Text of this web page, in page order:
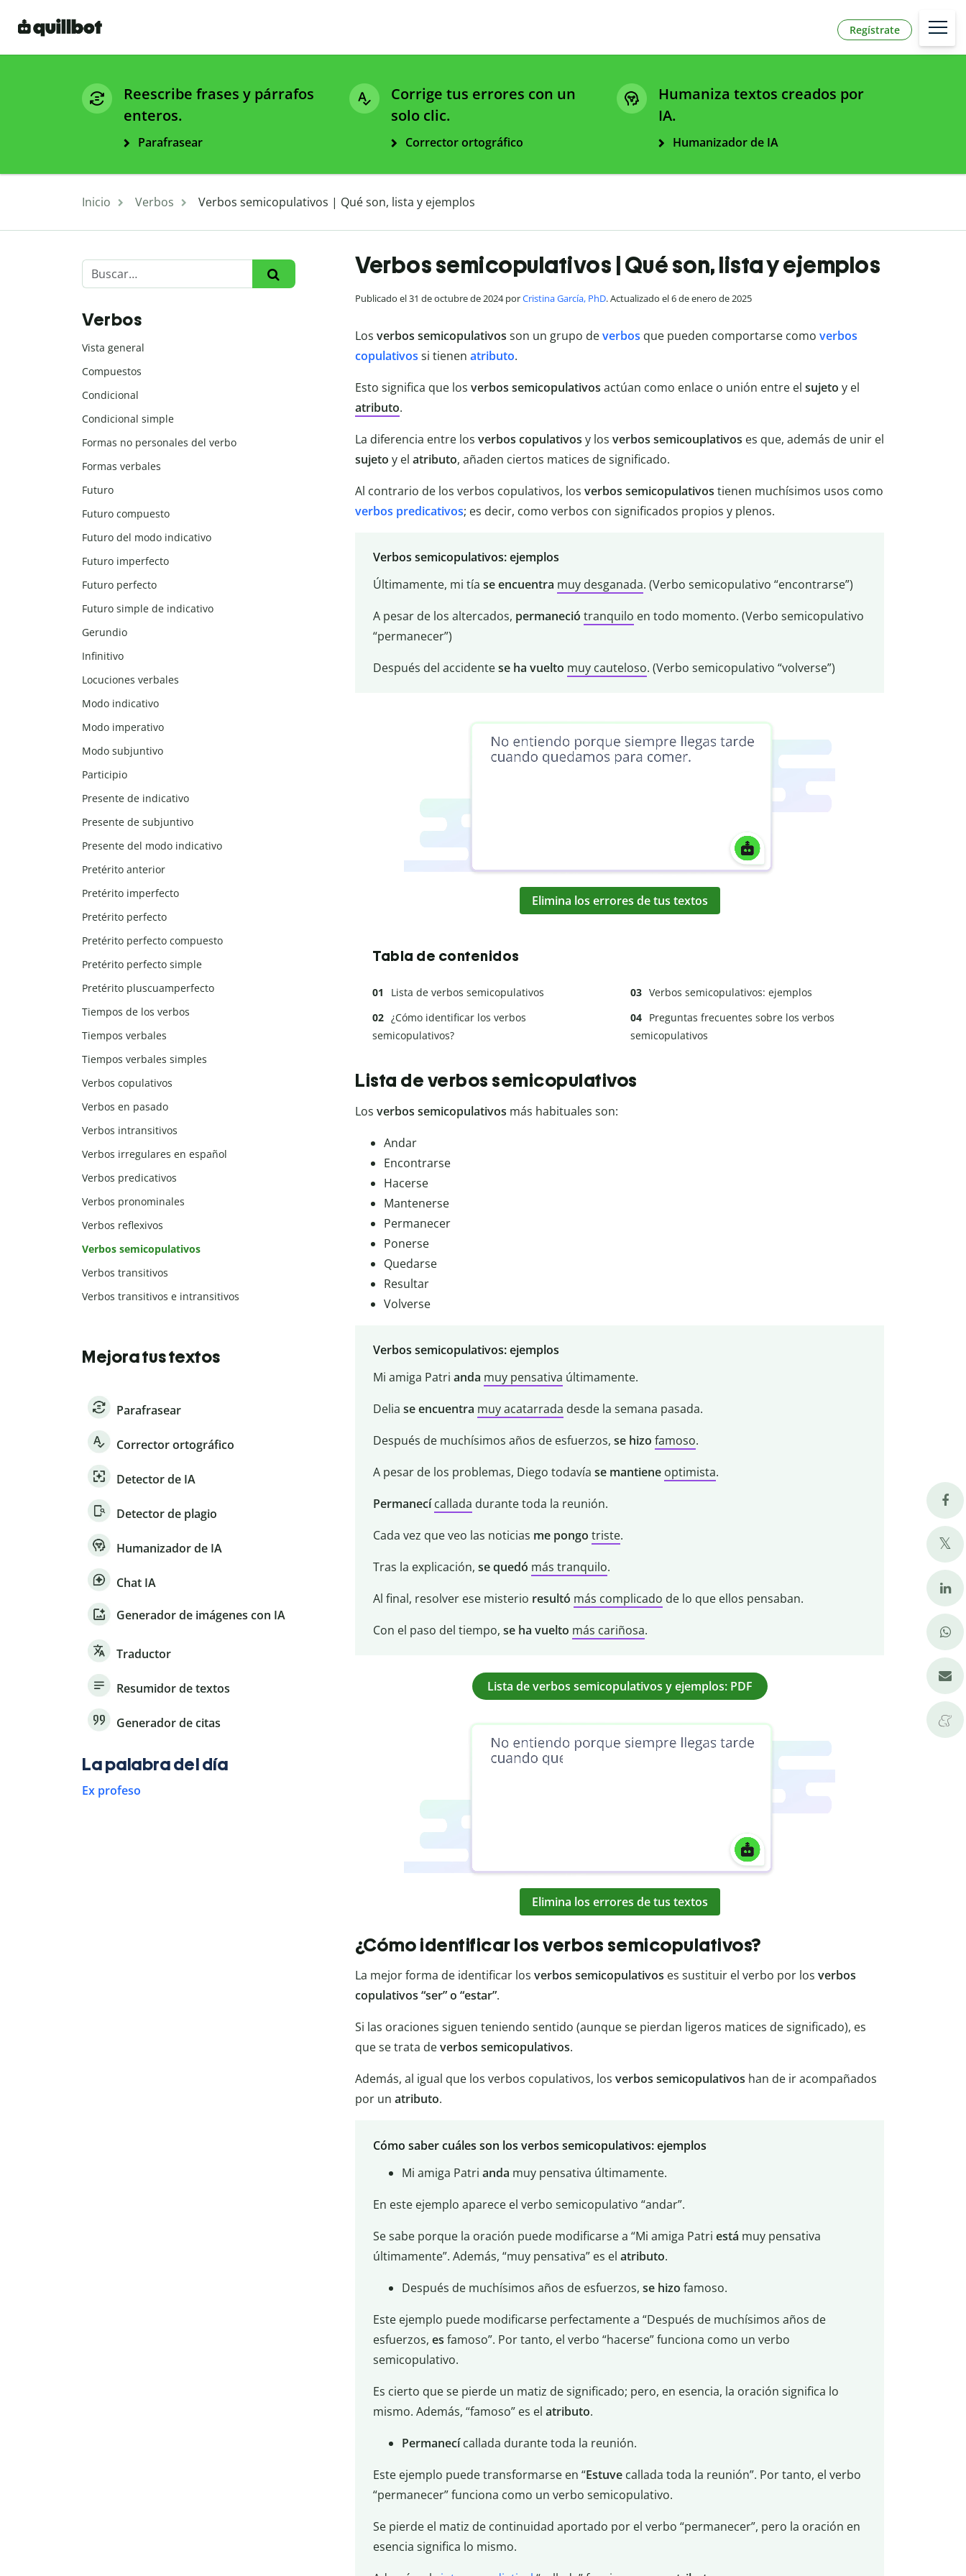
Regístrate
Reescribe frases y párrafos
enteros.
Parafrasear
Corrige tus errores con un
solo clic.
Corrector ortográfico
Humaniza textos creados por
IA.
Humanizador de IA
Inicio Verbos Verbos semicopulativos | Qué son, lista y ejemplos
Verbos semicopulativos | Qué son, lista y ejemplos
Publicado el 31 de octubre de 2024 porCristina García, PhD. Actualizado el 6 de enero de 2025
Los verbos semicopulativos son un grupo deverbos que pueden comportarse como verbos
copulativos si tienen atributo.
Esto significa que los verbos semicopulativos actúan como enlace o unión entre el sujeto y el
atributo.
La diferencia entre los verbos copulativos y los verbos semicouplativos es que, además de unir el
sujeto y el atributo, añaden ciertos matices de significado.
Al contrario de los verbos copulativos, los verbos semicopulativos tienen muchísimos usos como
verbos predicativos; es decir, como verbos con significados propios y plenos.
Verbos semicopulativos: ejemplos
Últimamente, mi tía se encuentra muy desganada. (Verbo semicopulativo “encontrarse”)
A pesar de los altercados, permaneció tranquilo en todo momento. (Verbo semicopulativo
“permanecer”)
Después del accidentese ha vuelto muy cauteloso. (Verbo semicopulativo “volverse”)
Elimina los errores de tus textos
Tabla de contenidos
Lista de verbos semicopulativos
¿Cómo identificar los verbos
semicopulativos?
Verbos semicopulativos: ejemplos
Preguntas frecuentes sobre los verbos
semicopulativos
Lista de verbos semicopulativos
Los verbos semicopulativos más habituales son:
Andar
Encontrarse
Hacerse
Mantenerse
Permanecer
Ponerse
Quedarse
Resultar
Volverse
Verbos semicopulativos: ejemplos
Mi amiga Patri anda muy pensativa últimamente.
Delia se encuentra muy acatarrada desde la semana pasada.
Después de muchísimos años de esfuerzos, se hizo famoso.
A pesar de los problemas, Diego todavía se mantiene optimista.
Permanecí callada durante toda la reunión.
Cada vez que veo las noticias me pongo triste.
Tras la explicación, se quedó más tranquilo.
Al final, resolver ese misterio resultó más complicado de lo que ellos pensaban.
Con el paso del tiempo, se ha vuelto más cariñosa.
Lista de verbos semicopulativos y ejemplos: PDF
Elimina los errores de tus textos
¿Cómo identificar los verbos semicopulativos?
La mejor forma de identificar los verbos semicopulativos es sustituir el verbo por los verbos
copulativos “ser” o “estar”.
Si las oraciones siguen teniendo sentido (aunque se pierdan ligeros matices de significado), es
que se trata deverbos semicopulativos.
Además, al igual que los verbos copulativos, los verbos semicopulativos han de ir acompañados
por un atributo.
Cómo saber cuáles son los verbos semicopulativos: ejemplos
Mi amiga Patri anda muy pensativa últimamente.
En este ejemplo aparece el verbo semicopulativo “andar”.
Se sabe porque la oración puede modificarse a “Mi amiga Patri está muy pensativa
últimamente”. Además, “muy pensativa” es el atributo.
Después de muchísimos años de esfuerzos, se hizo famoso.
Este ejemplo puede modificarse perfectamente a “Después de muchísimos años de
esfuerzos, es famoso”. Por tanto, el verbo “hacerse” funciona como un verbo
semicopulativo.
Es cierto que se pierde un matiz de significado; pero, en esencia, la oración significa lo
mismo. Además, “famoso” es el atributo.
Permanecícallada durante toda la reunión.
Este ejemplo puede transformarse en “Estuvecallada toda la reunión”. Por tanto, el verbo
“permanecer” funciona como un verbo semicopulativo.
Se pierde el matiz de continuidad aportado por el verbo “permanecer”, pero la oración en
esencia significa lo mismo.
Verbos
Vista general
Compuestos
Condicional
Condicional simple
Formas no personales del verbo
Formas verbales
Futuro
Futuro compuesto
Futuro del modo indicativo
Futuro imperfecto
Futuro perfecto
Futuro simple de indicativo
Gerundio
Infinitivo
Locuciones verbales
Modo indicativo
Modo imperativo
Modo subjuntivo
Participio
Presente de indicativo
Presente de subjuntivo
Presente del modo indicativo
Pretérito anterior
Pretérito imperfecto
Pretérito perfecto
Pretérito perfecto compuesto
Pretérito perfecto simple
Pretérito pluscuamperfecto
Tiempos de los verbos
Tiempos verbales
Tiempos verbales simples
Verbos copulativos
Verbos en pasado
Verbos intransitivos
Verbos irregulares en español
Verbos predicativos
Verbos pronominales
Verbos reflexivos
Verbos semicopulativos
Verbos transitivos
Verbos transitivos e intransitivos
Mejora tus textos
Parafrasear
Corrector ortográfico
Detector de IA
Detector de plagio
Humanizador de IA
Chat IA
Generador de imágenes con IA
Traductor
Resumidor de textos
Generador de citas
La palabra del día
Ex profeso